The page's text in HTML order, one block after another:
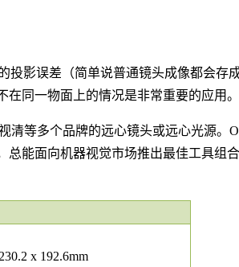
投影误差（简单说普通镜头成像都会
同一物面上的情况是非常重要的应用。
清等多个品牌的远心镜头或远心光源
能面向机器视觉市场推出最佳工具组
x 192.6mm